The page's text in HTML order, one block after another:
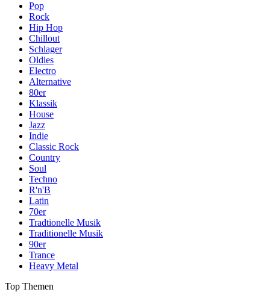
Pop
Rock
Hip Hop
Chillout
Schlager
Oldies
Electro
Alternative
80er
Klassik
House
Jazz
Indie
Classic Rock
Country
Soul
Techno
R'n'B
Latin
70er
Tradtionelle Musik
Traditionelle Musik
90er
Trance
Heavy Metal
Top Themen